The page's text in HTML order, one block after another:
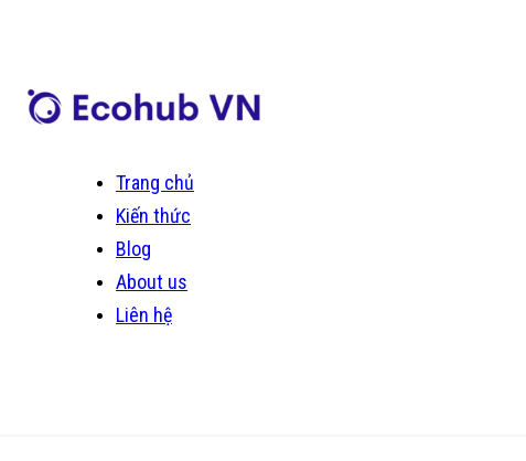
Trang chủ
Kiến thức
Blog
About us
Liên hệ